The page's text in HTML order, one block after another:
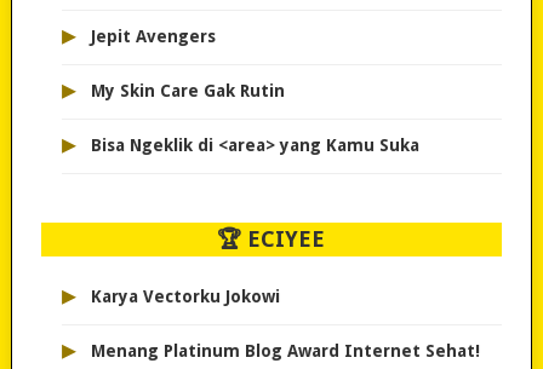
▸ Jepit Avengers
▸ My Skin Care Gak Rutin
▸ Bisa Ngeklik di <area> yang Kamu Suka
🏆 ECIYEE
▸ Karya Vectorku Jokowi
▸ Menang Platinum Blog Award Internet Sehat!